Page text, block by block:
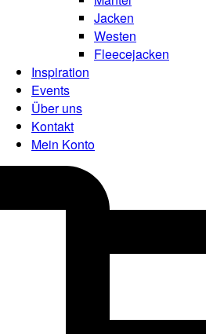
Jacken
Westen
Fleecejacken
Inspiration
Events
Über uns
Kontakt
Mein Konto